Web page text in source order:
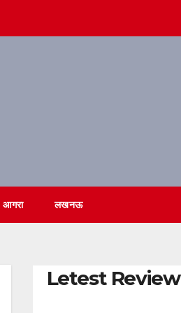
आगरा लखनऊ
Letest Review